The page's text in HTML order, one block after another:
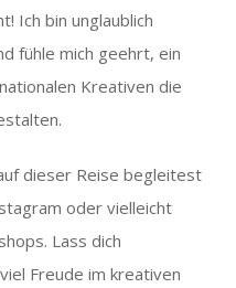
Ich bin unglaublich
fühle mich geehrt, ein
Kreativen die
dieser Reise begleitest
oder vielleicht
Lass dich
Freude im kreativen